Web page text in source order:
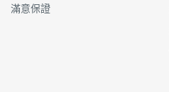
滿意保證